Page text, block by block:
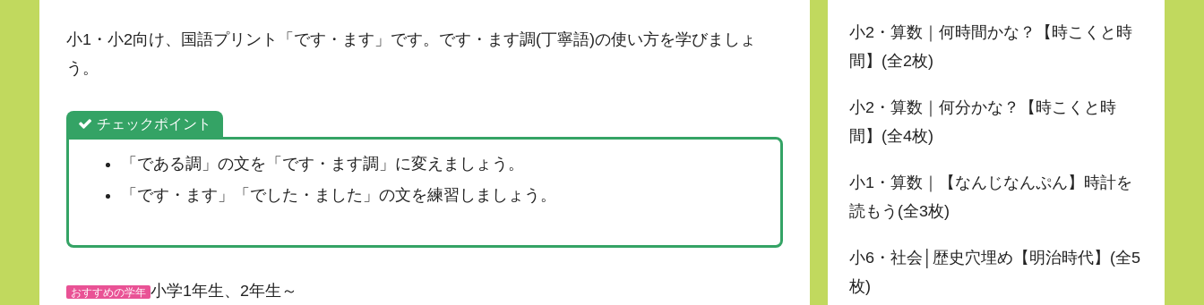
小1・小2向け、国語プリント「です・ます」です。です・ます調(丁寧語)の使い方を学びましょ
う。
チェックポイント
「である調」の文を「です・ます調」に変えましょう。
「です・ます」「でした・ました」の文を練習しましょう。
おすすめの学年 小学1年生、2年生～
小2・算数｜何時間かな？【時こくと時
間】(全2枚)
小2・算数｜何分かな？【時こくと時
間】(全4枚)
小1・算数｜【なんじなんぷん】時計を
読もう(全3枚)
小6・社会│歴史穴埋め【明治時代】(全5
枚)